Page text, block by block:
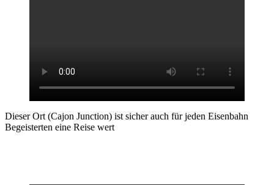
Dieser Ort (Cajon Junction) ist sicher auch für jeden Eisenbahn
Begeisterten eine Reise wert